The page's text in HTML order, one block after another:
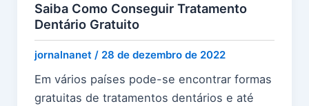
Saiba Como Conseguir Tratamento
Dentário Gratuito
jornalnanet / 28 de dezembro de 2022
Em vários países pode-se encontrar formas
gratuitas de tratamentos dentários e até